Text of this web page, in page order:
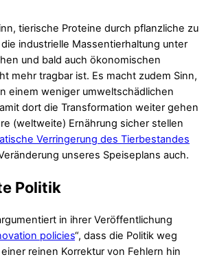
tierische Proteine durch pflanzliche zu
industrielle Massentierhaltung unter
und bald auch ökonomischen
mehr tragbar ist. Es macht zudem Sinn,
einem weniger umweltschädlichen
dort die Transformation weiter gehen
(weltweite) Ernährung sicher stellen
Verringerung des Tierbestandes
unseres Speiseplans auch.
Politik
in ihrer Veröffentlichung
policies“, dass die Politik weg
reinen Korrektur von Fehlern hin